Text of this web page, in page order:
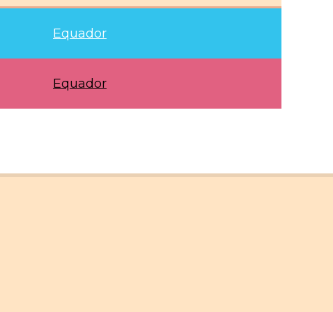
Equador
Equador